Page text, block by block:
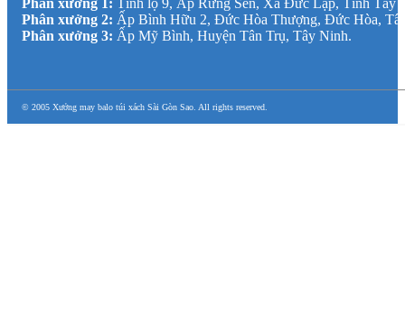
Phân xưởng 2: Ấp Bình Hữu 2, Đức Hòa Thượng, Đức Hòa,
Phân xưởng 3: Ấp Mỹ Bình, Huyện Tân Trụ, Tây Ninh.
© 2005 Xưởng may balo túi xách Sài Gòn Sao. All rights reserved.